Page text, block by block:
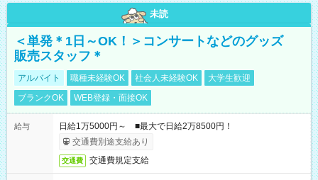
未読
＜単発＊1日～OK！＞コンサートなどのグッズ
販売スタッフ＊
アルバイト 職種未経験OK 社会人未経験OK
大学生歓迎
ブランクOK
WEB登録・面接OK
給与
日給1万5000円～ ■最大で日給2万8500円！
交通費別途支給あり
交通費 交通費規定支給